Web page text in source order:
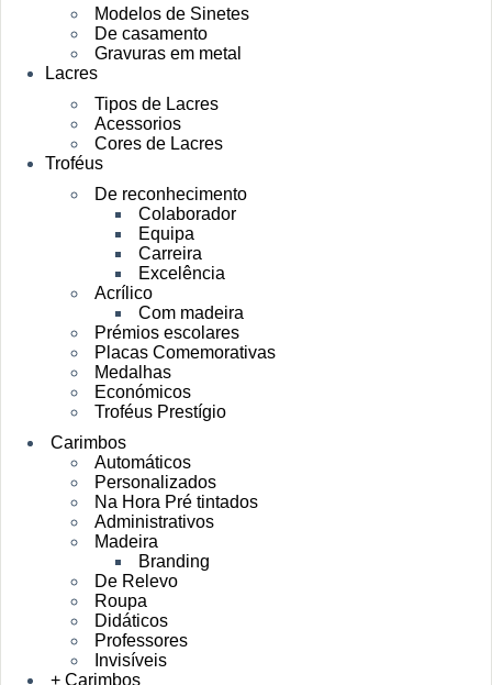
Modelos de Sinetes
De casamento
Gravuras em metal
Lacres
Tipos de Lacres
Acessorios
Cores de Lacres
Troféus
De reconhecimento
Colaborador
Equipa
Carreira
Excelência
Acrílico
Com madeira
Prémios escolares
Placas Comemorativas
Medalhas
Económicos
Troféus Prestígio
Carimbos
Automáticos
Personalizados
Na Hora Pré tintados
Administrativos
Madeira
Branding
De Relevo
Roupa
Didáticos
Professores
Invisíveis
+ Carimbos